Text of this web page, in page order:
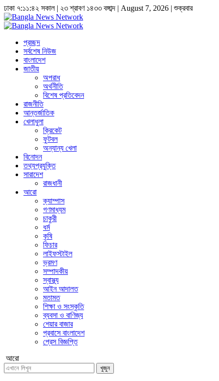
ঢাকা ৭:১১:৪৩ সকাল| ২৩ শ্রাবণ ১৪৩৩ বঙ্গাব্দ | August 7, 2026 |শুক্রবার
প্রচ্ছদ
সর্বশেষ নিউজ
বাংলাদেশ
জাতীয়
অপরাধ
অর্থনীতি
বিশেষ প্রতিবেদন
রাজনীতি
আন্তর্জাতিক
খেলাধুলা
ক্রিকেট
ফুটবল
অন্যান্য খেলা
বিনোদন
তথ্যপ্রযুক্তি
সারাদেশ
রাজধানী
আরো
ক্যাম্পাস
গণমাধ্যম
চাকুরী
ধর্ম
কৃষি
ফিচার
লাইফস্টাইল
ভ্রমণ
সম্পাদকীয়
স্বাস্থ্য
আইন আদালত
মতামত
শিক্ষা ও সংস্কৃতি
ব্যবসা ও বাণিজ্য
শেয়ার বাজার
প্রবাসে বাংলাদেশ
প্রেস বিজ্ঞপ্তি
আরো
খুজুন